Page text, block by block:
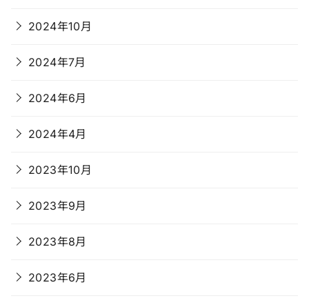
2024年10月
2024年7月
2024年6月
2024年4月
2023年10月
2023年9月
2023年8月
2023年6月